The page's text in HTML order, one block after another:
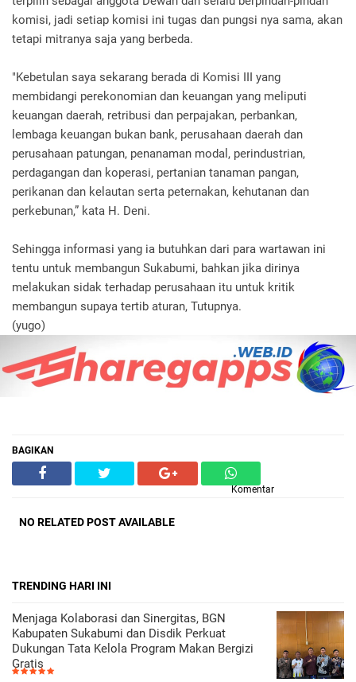
komisi, jadi setiap komisi ini tugas dan pungsi nya sama, akan
tetapi mitranya saja yang berbeda.
"Kebetulan saya sekarang berada di Komisi III yang
membidangi perekonomian dan keuangan yang meliputi
keuangan daerah, retribusi dan perpajakan, perbankan,
lembaga keuangan bukan bank, perusahaan daerah dan
perusahaan patungan, penanaman modal, perindustrian,
perdagangan dan koperasi, pertanian tanaman pangan,
perikanan dan kelautan serta peternakan, kehutanan dan
perkebunan,” kata H. Deni.
Sehingga informasi yang ia butuhkan dari para wartawan ini
tentu untuk membangun Sukabumi, bahkan jika dirinya
melakukan sidak terhadap perusahaan itu untuk kritik
membangun supaya tertib aturan, Tutupnya.
(yugo)
BAGIKAN
Komentar
NO RELATED POST AVAILABLE
TRENDING HARI INI
Menjaga Kolaborasi dan Sinergitas, BGN
Kabupaten Sukabumi dan Disdik Perkuat
Dukungan Tata Kelola Program Makan Bergizi
Gratis